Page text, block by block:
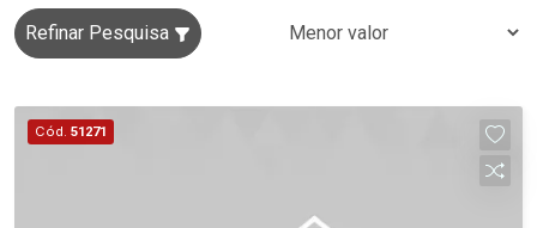
Refinar Pesquisa
Cód. 51271